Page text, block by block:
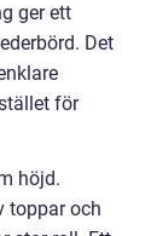
ger ett
Det
för
höjd.
toppar och